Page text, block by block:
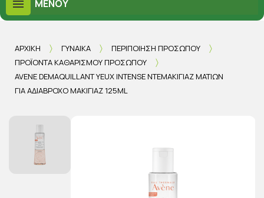
ΜΕΝΟΎ
ΑΡΧΙΚΉ ΓΥΝΑΊΚΑ
ΠΕΡΙΠΟΊΗΣΗ ΠΡΟΣΏΠΟΥ
ΠΡΟΪΌΝΤΑ ΚΑΘΑΡΙΣΜΟΎ ΠΡΟΣΏΠΟΥ
AVENE DEMAQUILLANT YEUX INTENSE ΝΤΕΜΑΚΙΓΙΆΖ ΜΑΤΙΏΝ
ΓΙΑ ΑΔΙΆΒΡΟΧΟ ΜΑΚΙΓΙΆΖ 125ML